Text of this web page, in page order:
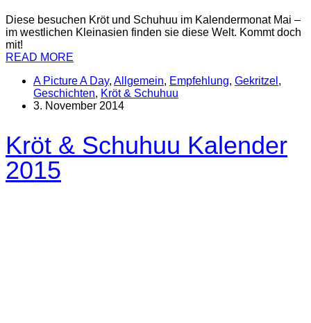
Diese besuchen Kröt und Schuhuu im Kalendermonat Mai –
im westlichen Kleinasien finden sie diese Welt. Kommt doch
mit!
READ MORE
A Picture A Day, Allgemein, Empfehlung, Gekritzel ,
Geschichten, Kröt & Schuhuu
3. November 2014
Kröt & Schuhuu Kalender
2015